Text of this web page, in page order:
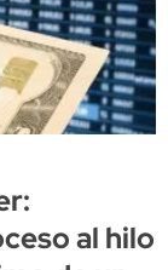
al hilo